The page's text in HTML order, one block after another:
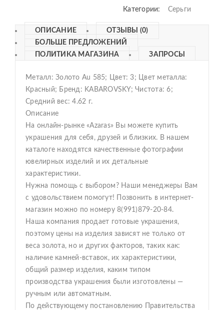
Категории: Серьги
ОПИСАНИЕ
ОТЗЫВЫ (0)
БОЛЬШЕ ПРЕДЛОЖЕНИЙ
ПОЛИТИКА МАГАЗИНА
ЗАПРОСЫ
Металл: Золото Au 585; Цвет: 3; Цвет металла:
Красный; Бренд: KABAROVSKY; Чистота: 6;
Средний вес: 4.62 г.
Описание
На онлайн-рынке «Azaras» Вы можете купить
украшения для себя, друзей и близких. В нашем
каталоге находятся качественные фотографии
ювелирных изделий и их детальные
характеристики.
Нужна помощь с выбором? Наши менеджеры Вам
с удовольствием помогут! Позвонить в интернет-
магазин можно по номеру 8(991)879-20-84.
Наша компания продает готовые украшения,
поэтому цены на изделия зависят не только от
веса золота, но и других факторов, таких как:
наличие камней-вставок, их характеристики,
общий размер изделия, каким типом
производства украшения были изготовлены —
ручным или автоматным.
По действующему постановлению Правительства